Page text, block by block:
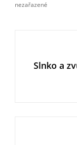
categories
nezařazené
proPost
Slnko a